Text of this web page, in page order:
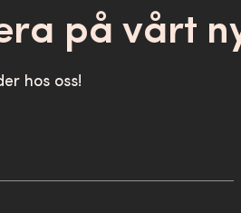
på vårt
hos oss!